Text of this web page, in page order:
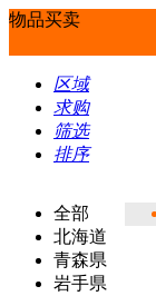
物品买卖
区域
求购
筛选
排序
全部
北海道
青森県
岩手県